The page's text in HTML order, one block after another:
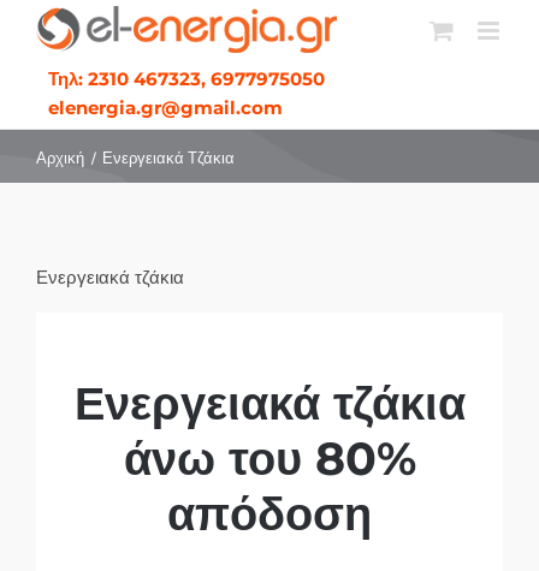
Μετάβαση
περιεχόμενοΤηλ: 2310 467323, 6977975050
elenergia.gr@gmail.com
Αρχική Ενεργειακά Τζάκια
Ενεργειακά τζάκια
Ενεργειακά τζάκια
άνω του 80%
απόδοση